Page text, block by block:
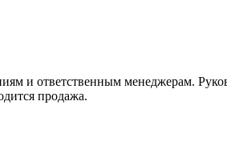
и ответственным менеджерам.
продажа.